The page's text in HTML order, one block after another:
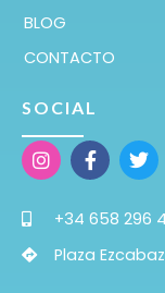
BLOG
CONTACTO
SOCIAL
+34 658 296
Plaza